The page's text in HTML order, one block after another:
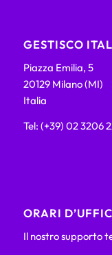
GESTISCO
Piazza Emilia, 5
20129 Milano (MI)
Italia
Tel: (+39) 02 3206
ORARI
Il nostro supporto